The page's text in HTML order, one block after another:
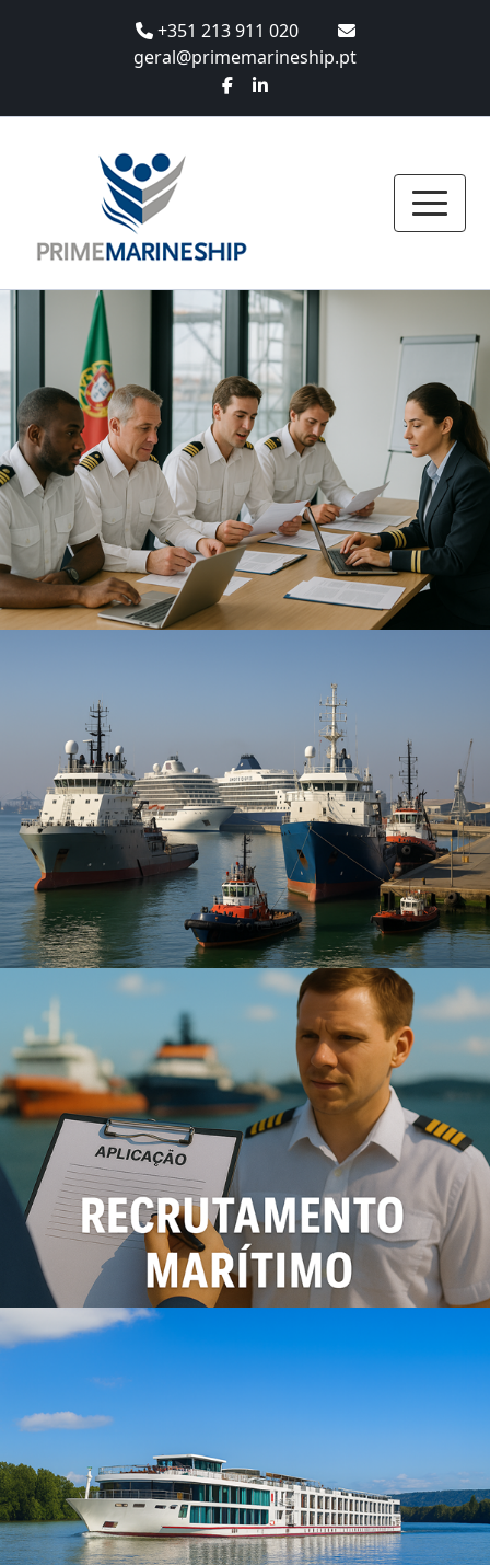
+351 213 911 020
geral@primemarineship.pt